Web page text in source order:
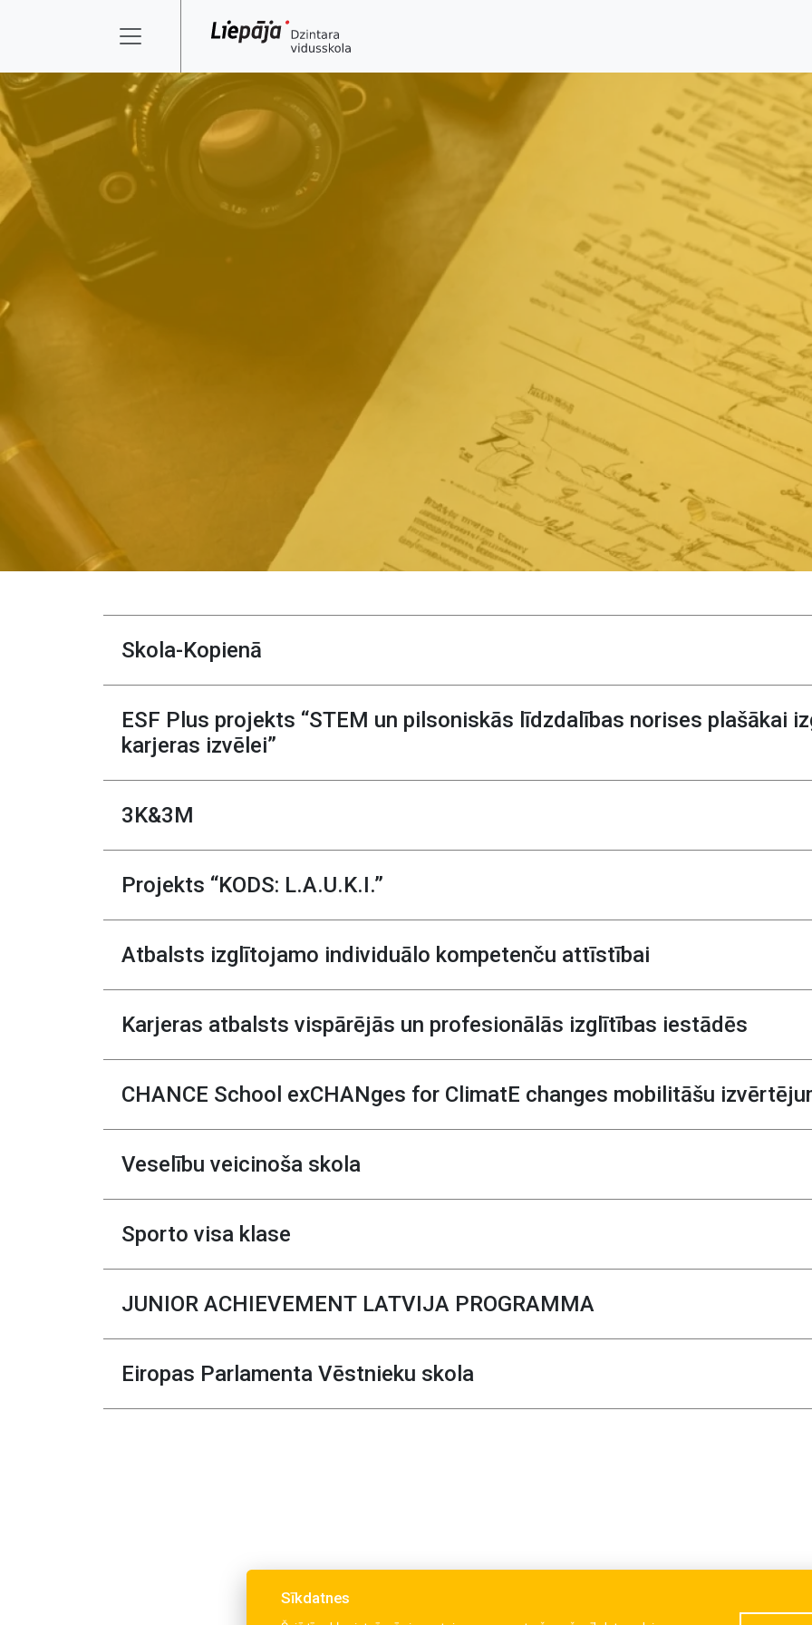
Skola-Kopienā
ESF Plus projekts “STEM un pilsoniskās līdzdalības norises plašākai
karjeras izvēlei”
3K&3M
Projekts “KODS: L.A.U.K.I.”
Atbalsts izglītojamo individuālo kompetenču attīstībai
Karjeras atbalsts vispārējās un profesionālās izglītības iestādēs
CHANCE School exCHANges for ClimatE changes mobilitāšu
Veselību veicinoša skola
Sporto visa klase
JUNIOR ACHIEVEMENT LATVIJA PROGRAMMA
Eiropas Parlamenta Vēstnieku skola
Sīkdatnes